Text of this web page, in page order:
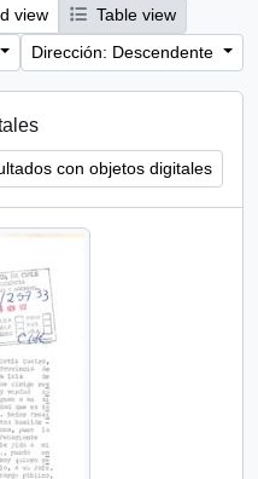
view
Table view
Dirección: Descendente
con objetos digitales